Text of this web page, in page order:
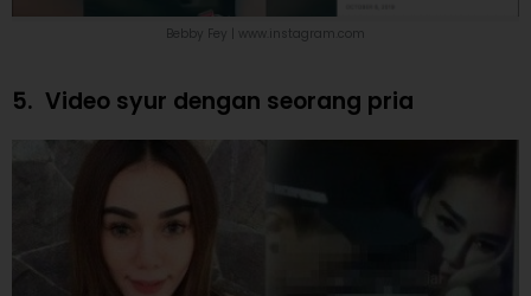
Bebby Fey | www.instagram.com
5. Video syur dengan seorang pria